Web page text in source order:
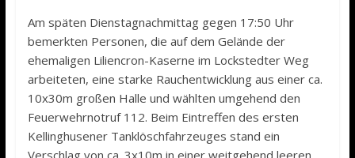
Am späten Dienstagnachmittag gegen 17:50 Uhr
bemerkten Personen, die auf dem Gelände der
ehemaligen Liliencron-Kaserne im Lockstedter Weg
arbeiteten, eine starke Rauchentwicklung aus einer ca.
10x30m großen Halle und wählten umgehend den
Feuerwehrnotruf 112. Beim Eintreffen des ersten
Kellinghusener Tanklöschfahrzeuges stand ein
Verschlag von ca. 3x10m in einer weitgehend leeren